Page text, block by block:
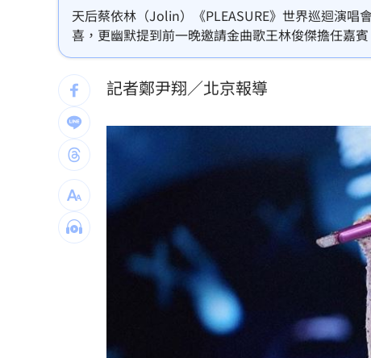
楊千霈一人扛2女兒出國！突崩潰大哭
見放火翻垃圾找相機 黃豪平憶16年前往事
中國藉颱風交管台海船舶 ！陸委會回擊
白海豚甩雨彈！週末炸大雨區域曝光 11:35
獨／姜厚任新歡爆黑歷史 楊光友怒揭內
台灣彩券開獎直播中
LIVE三立+24小時直播
三立iNEWS新聞台線上直播
AI時代！威力馬導入智慧營運系統提升效
天后蔡依林（Jolin）《PLEASURE》世界巡迴演唱
喜，更幽默提到前一晚邀請金曲歌王林俊傑擔任嘉
剛落，隨即演唱鳥巢限定歌曲〈Dr.Jolin〉，雖然
大驚喜彩蛋之一。
記者鄭尹翔／北京報導